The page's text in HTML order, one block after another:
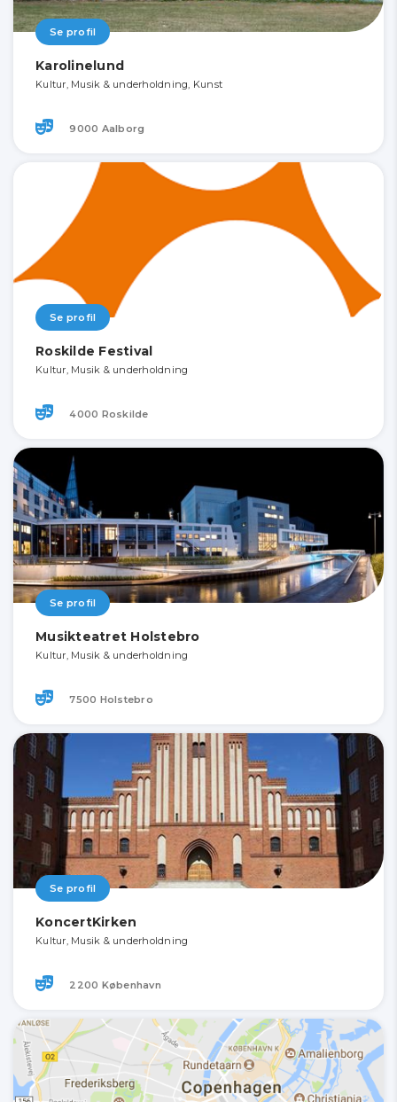
Se profil
Karolinelund
Kultur, Musik & underholdning, Kunst
9000 Aalborg
Se profil
Roskilde Festival
Kultur, Musik & underholdning
4000 Roskilde
Se profil
Musikteatret Holstebro
Kultur, Musik & underholdning
7500 Holstebro
Se profil
KoncertKirken
Kultur, Musik & underholdning
2200 København